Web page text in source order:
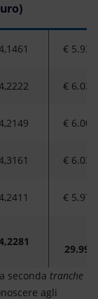
€
€
€
€
€
seconda tranche
agli